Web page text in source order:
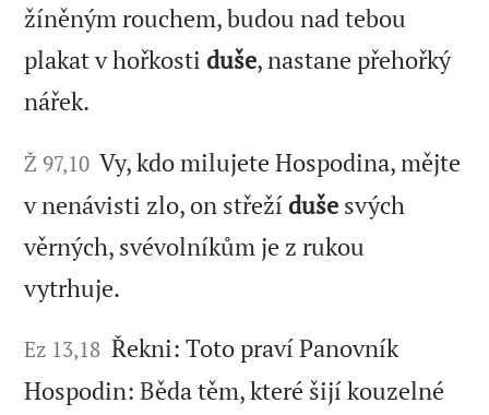
žíněným rouchem, budou nad tebou
plakat v hořkosti duše, nastane přehořký
nářek.
Ž 97,10 Vy, kdo milujete Hospodina, mějte
v nenávisti zlo, on střeží duše svých
věrných, svévolníkům je z rukou
vytrhuje.
Ez 13,18 Řekni: Toto praví Panovník
Hospodin: Běda těm, které šijí kouzelné